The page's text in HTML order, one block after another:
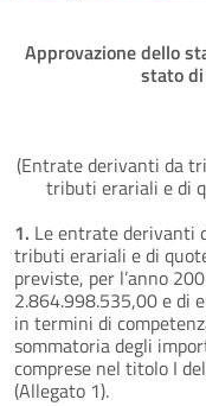
Approvazione dello
stato
(Entrate derivanti da
tributi erariali e di
1. Le entrate derivanti
tributi erariali e di
previste, per l’anno
2.864.998.535,00 e di
in termini di
sommatoria degli
comprese nel titolo I
(Allegato 1).